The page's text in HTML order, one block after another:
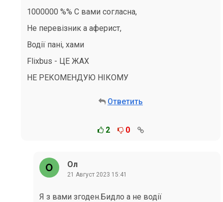
1000000 %% С вами согласна,
Не перевізник а аферист,
Водії пані, хами
Flixbus - ЦЕ ЖАХ
НЕ РЕКОМЕНДУЮ НІКОМУ
Ответить
2 0
Ол
21 Август 2023 15:41
Я з вами згоден.Бидло а не водії